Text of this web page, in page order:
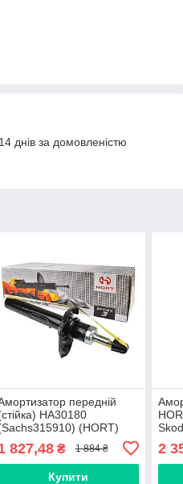
днів за домовленістю
передній
HA30180
(HORT)
827,48₴ 1 884 ₴
Купити
2